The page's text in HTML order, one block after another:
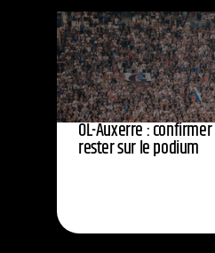
OL-Auxerre :
rester sur le podium